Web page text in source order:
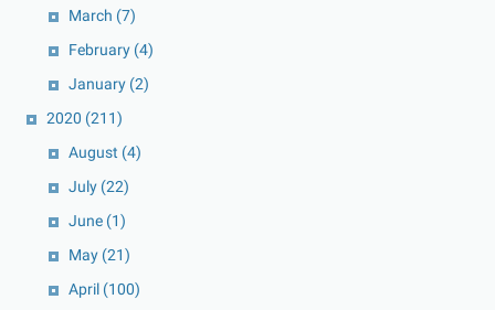
March (7)
February (4)
January (2)
2020 (211)
August (4)
July (22)
June (1)
May (21)
April (100)